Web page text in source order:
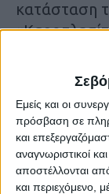
Εμείς και οι
πρόσβαση σε
και
αναγνωριστικοί
αποστέλλονται
και περιεχόμενο,
κατάσταση
που
περάσουν
συνεπώς, για
οποίες θα
κατοίκων.
Δ.Γ.